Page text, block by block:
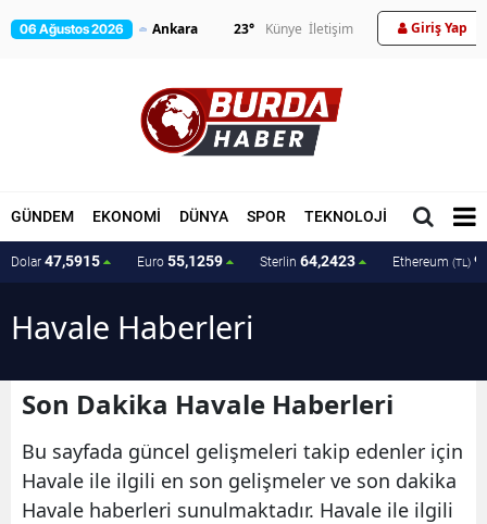
06 Ağustos 2026 23° Künye İletişim Giriş Yap
GÜNDEM EKONOMİ DÜNYA SPOR TEKNOLOJİ MAGAZİN
Dolar 47,5915 Euro 55,1259 Sterlin 64,2423 Ethereum (TL)
Havale Haberleri
Son Dakika Havale Haberleri
Bu sayfada güncel gelişmeleri takip edenler için
Havale ile ilgili en son gelişmeler ve son dakika
Havale haberleri sunulmaktadır. Havale ile ilgili